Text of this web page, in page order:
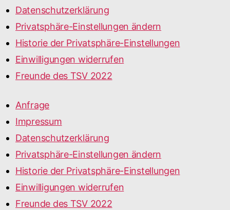
Datenschutzerklärung
Privatsphäre-Einstellungen ändern
Historie der Privatsphäre-Einstellungen
Einwilligungen widerrufen
Freunde des TSV 2022
Anfrage
Impressum
Datenschutzerklärung
Privatsphäre-Einstellungen ändern
Historie der Privatsphäre-Einstellungen
Einwilligungen widerrufen
Freunde des TSV 2022